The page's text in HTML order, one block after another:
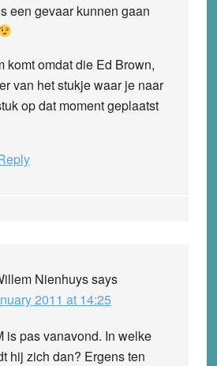
een gevaar kunnen gaan
komt omdat die Ed Brown,
van het stukje waar je naar
op dat moment geplaatst
Nienhuyssays
2011 at 14:25
is pas vanavond. In welke
hij zich dan? Ergens ten